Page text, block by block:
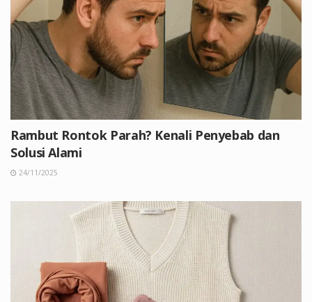
Rambut Rontok Parah? Kenali Penyebab dan
Solusi Alami
24/11/2025